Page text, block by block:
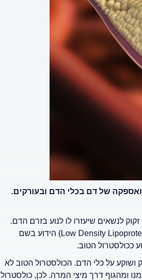
של דם בכלי הדם ובעורקים.
לנשאים שיעזרו לו לנוע בזרם הדם.
אלה נקראים ליפופרוטאינים. השכיחים ביותר הם: LDL - ליפופרוטאין בצפיפות נמוכה (Low Density Lipoprotein) הידוע בשם
ושוקע על כלי הדם. הכולסטרול הטוב לא
ומהגוף דרך מיצי המרה. לכן, כולסטרול